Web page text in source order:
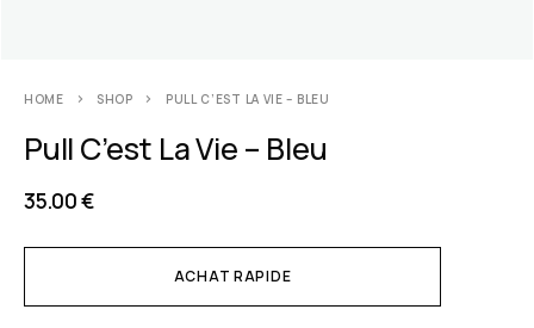
HOME SHOP PULL C’EST LA VIE – BLEU
Pull C’est La Vie – Bleu
35.00€
ACHAT RAPIDE